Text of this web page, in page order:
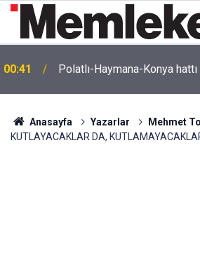
00:41 Polatlı-Haymana-Konya
Anasayfa Yazarlar Mehmet
KUTLAYACAKLAR DA,